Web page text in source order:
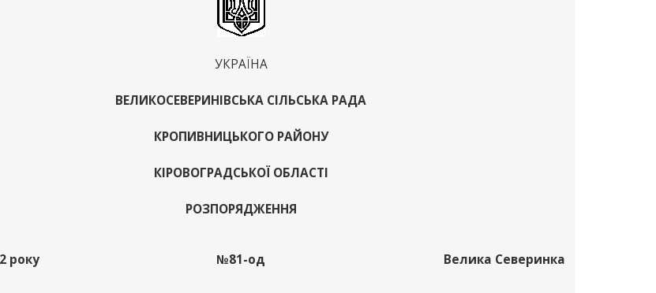
УКРАЇНА
ВЕЛИКОСЕВЕРИНІВСЬКА СІЛЬСЬКА РАДА
КРОПИВНИЦЬКОГО РАЙОНУ
КІРОВОГРАДСЬКОЇ ОБЛАСТІ
РОЗПОРЯДЖЕННЯ
року №81-од Велика Северинка